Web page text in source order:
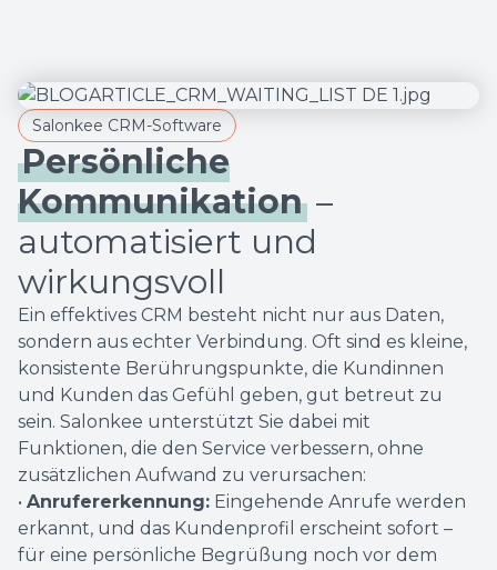
Salonkee CRM-Software
Persönliche
Kommunikation –
automatisiert und
wirkungsvoll
Ein effektives CRM besteht nicht nur aus Daten,
sondern aus echter Verbindung. Oft sind es kleine,
konsistente Berührungspunkte, die Kundinnen
und Kunden das Gefühl geben, gut betreut zu
sein. Salonkee unterstützt Sie dabei mit
Funktionen, die den Service verbessern, ohne
zusätzlichen Aufwand zu verursachen:
• Anrufererkennung: Eingehende Anrufe werden
erkannt, und das Kundenprofil erscheint sofort –
für eine persönliche Begrüßung noch vor dem